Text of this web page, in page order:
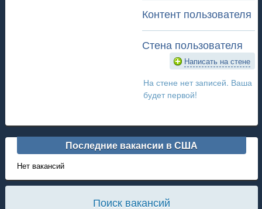
Контент пользователя
Стена пользователя
Написать на стене
На стене нет записей. Ваша
будет первой!
Последние вакансии в США
Нет вакансий
Поиск вакансий